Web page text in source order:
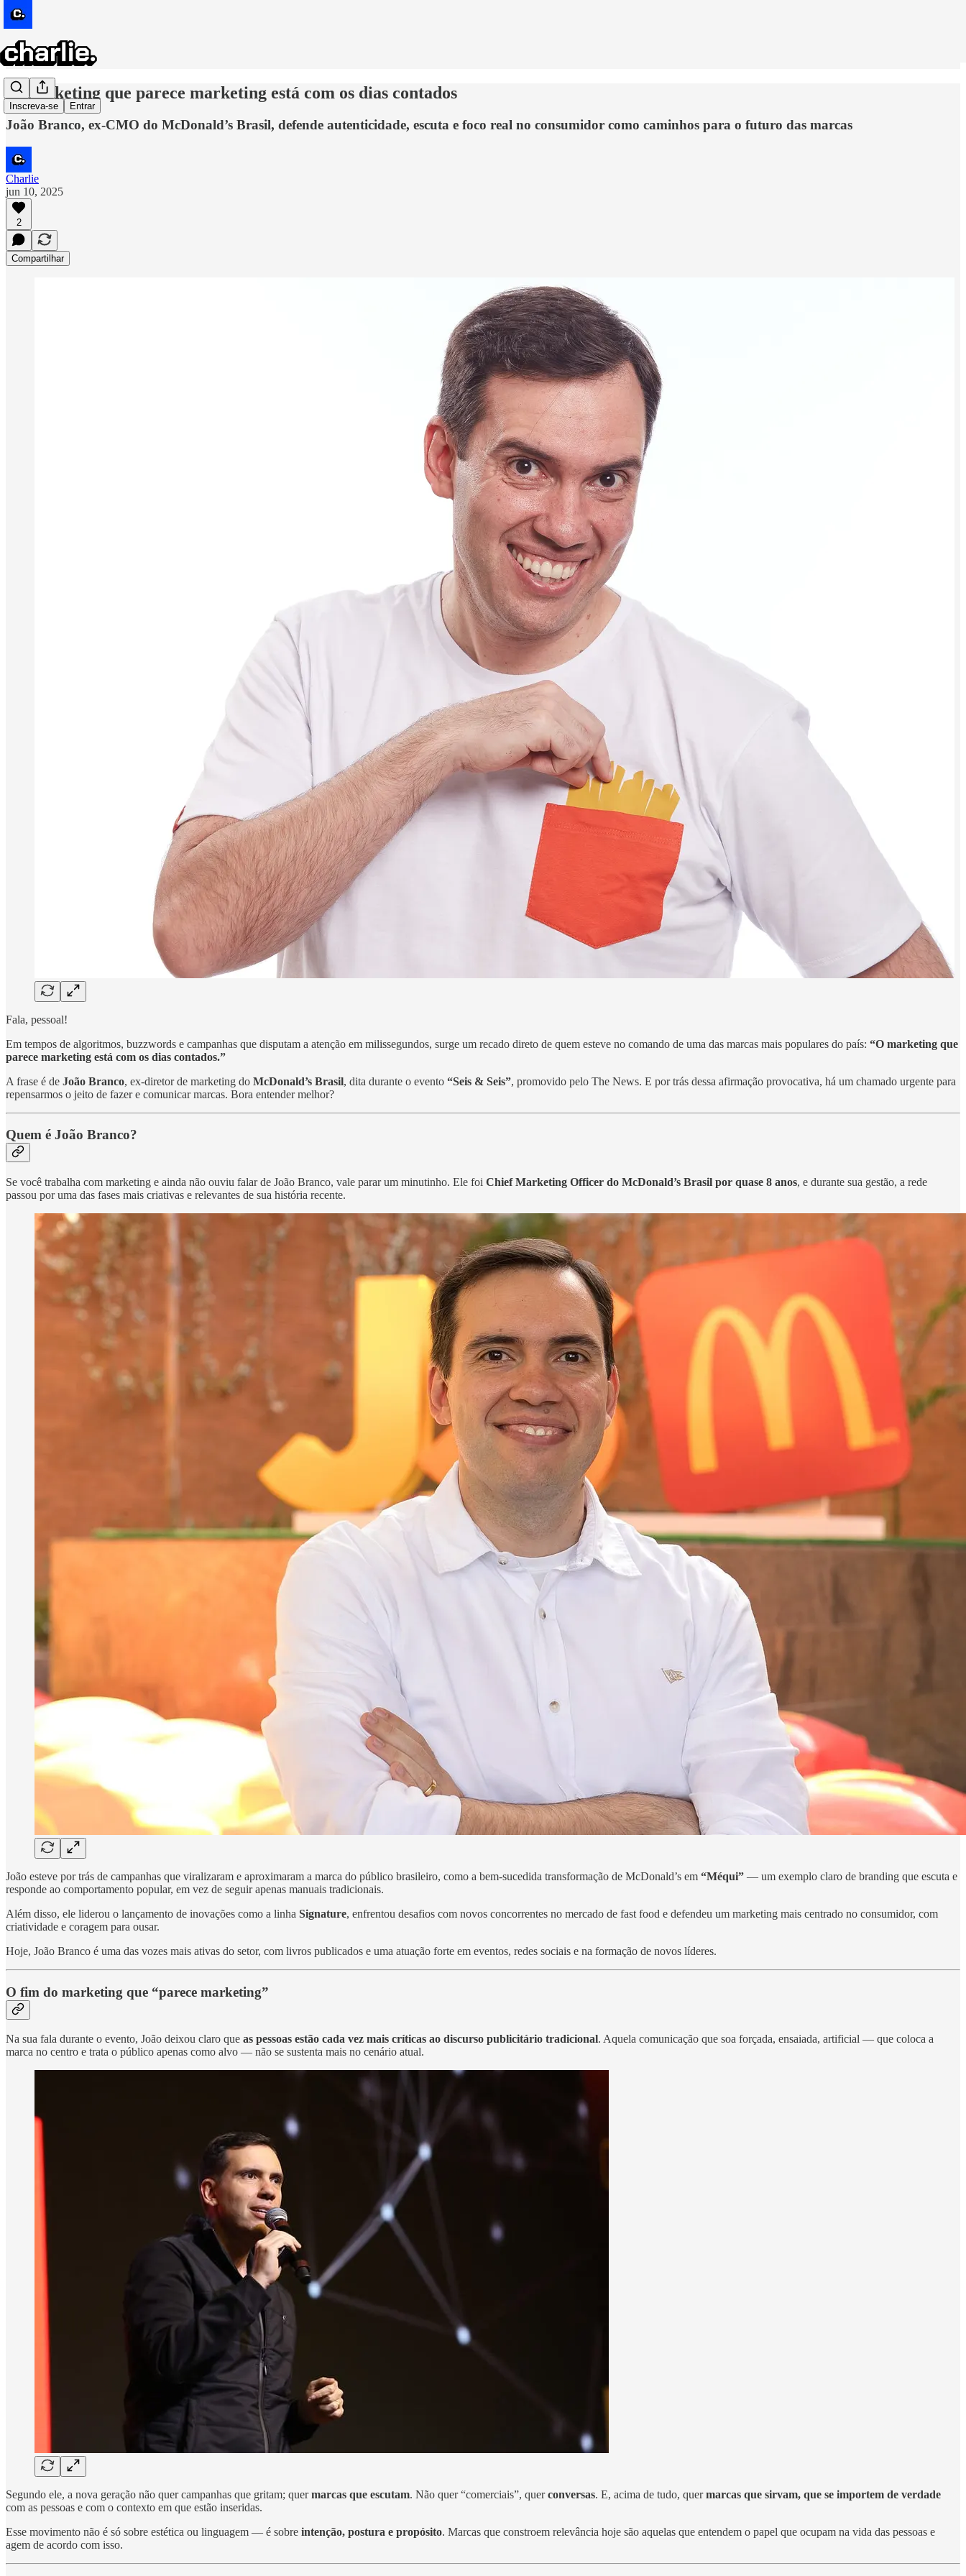
Inscreva-se Entrar
O marketing que parece marketing está com os dias contados
João Branco, ex-CMO do McDonald’s Brasil, defende autenticidade, escuta e foco real no consumidor como caminhos para o futuro das marcas
Charlie
jun 10, 2025
2
Compartilhar
Fala, pessoal!
Em tempos de algoritmos, buzzwords e campanhas que disputam a atenção em milissegundos, surge um recado direto de quem esteve no comando de uma das marcas mais populares do país: “O marketing que
parece marketing está com os dias contados.”
A frase é de João Branco, ex-diretor de marketing do McDonald’s Brasil, dita durante o evento “Seis & Seis”, promovido pelo The News. E por trás dessa afirmação provocativa, há um chamado urgente para
repensarmos o jeito de fazer e comunicar marcas. Bora entender melhor?
Quem é João Branco?
Se você trabalha com marketing e ainda não ouviu falar de João Branco, vale parar um minutinho. Ele foi Chief Marketing Officer do McDonald’s Brasil por quase 8 anos, e durante sua gestão, a rede
passou por uma das fases mais criativas e relevantes de sua história recente.
João esteve por trás de campanhas que viralizaram e aproximaram a marca do público brasileiro, como a bem-sucedida transformação de McDonald’s em “Méqui” — um exemplo claro de branding que escuta e
responde ao comportamento popular, em vez de seguir apenas manuais tradicionais.
Além disso, ele liderou o lançamento de inovações como a linha Signature, enfrentou desafios com novos concorrentes no mercado de fast food e defendeu um marketing mais centrado no consumidor, com
criatividade e coragem para ousar.
Hoje, João Branco é uma das vozes mais ativas do setor, com livros publicados e uma atuação forte em eventos, redes sociais e na formação de novos líderes.
O fim do marketing que “parece marketing”
Na sua fala durante o evento, João deixou claro que as pessoas estão cada vez mais críticas ao discurso publicitário tradicional. Aquela comunicação que soa forçada, ensaiada, artificial — que coloca a
marca no centro e trata o público apenas como alvo — não se sustenta mais no cenário atual.
Segundo ele, a nova geração não quer campanhas que gritam; quermarcas que escutam. Não quer “comerciais”, querconversas. E, acima de tudo, quermarcas que sirvam, que se importem de verdade
com as pessoas e com o contexto em que estão inseridas.
Esse movimento não é só sobre estética ou linguagem — é sobre intenção, postura e propósito. Marcas que constroem relevância hoje são aquelas que entendem o papel que ocupam na vida das pessoas e
agem de acordo com isso.